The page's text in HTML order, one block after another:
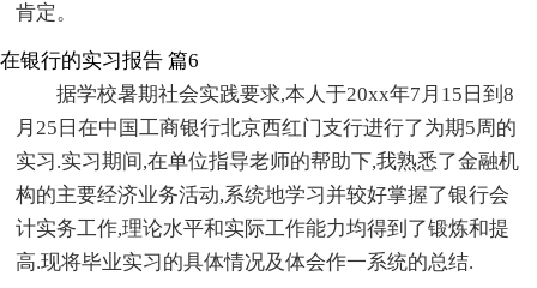
肯定。
在银行的实习报告 篇6
据学校暑期社会实践要求,本人于20xx年7月15日到8
月25日在中国工商银行北京西红门支行进行了为期5周的
实习.实习期间,在单位指导老师的帮助下,我熟悉了金融机
构的主要经济业务活动,系统地学习并较好掌握了银行会
计实务工作,理论水平和实际工作能力均得到了锻炼和提
高.现将毕业实习的具体情况及体会作一系统的总结.